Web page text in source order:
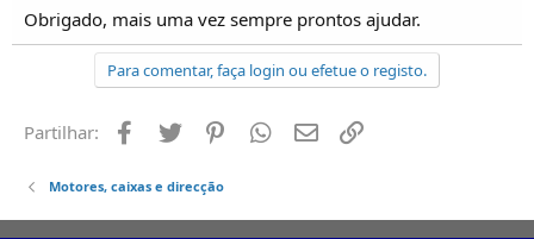
Obrigado, mais uma vez sempre prontos ajudar.
Para comentar, faça login ou efetue o registo.
Partilhar: Facebook
Twitter PinterestWhatsapp
Email
Motores, caixas e direcção